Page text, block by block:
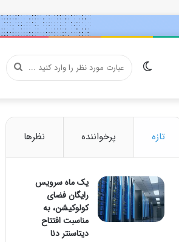
عبارت تغییر
تازه پرخواننده نظرها
یک ماه سرویس
رایگان فضای
کولوکیشن، به
مناسبت افتتاح
دیتاسنتر دنا